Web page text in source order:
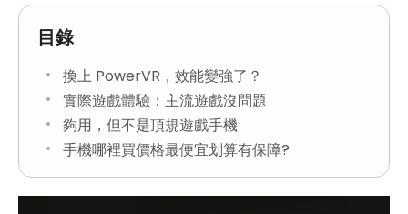
目錄
換上 PowerVR，效能變強了？
實際遊戲體驗：主流遊戲沒問題
夠用，但不是頂規遊戲手機
手機哪裡買價格最便宜划算有保障?